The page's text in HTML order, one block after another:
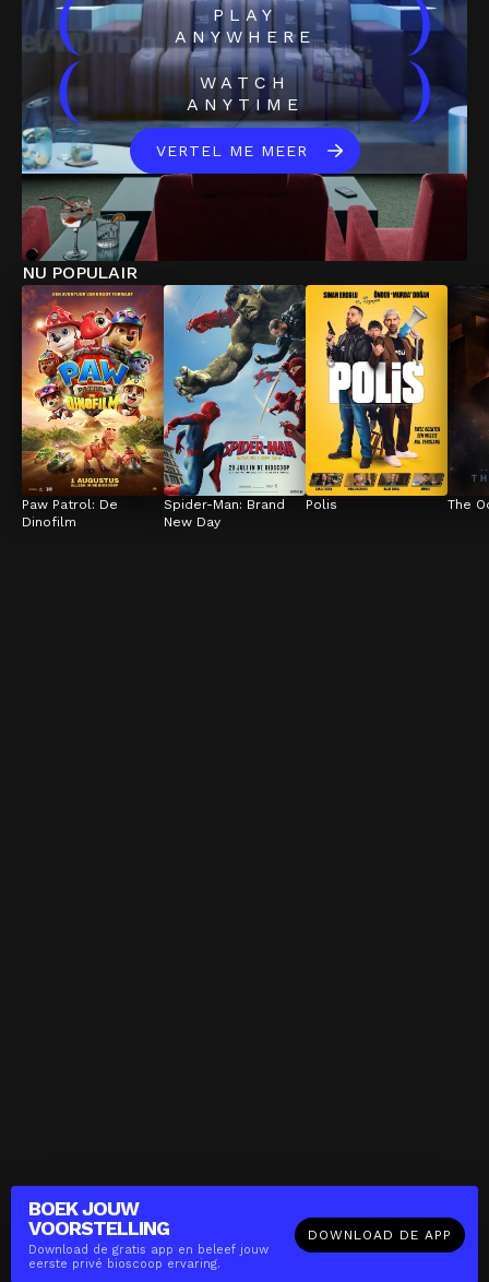
BOEK JOUW
VOORSTELLING
Download de gratis app en beleef jouw
eerste privé bioscoop ervaring.
DOWNLOAD DE APP
(
PLAY
ANYWHERE
)
(
WATCH
ANYTIME
)
VERTEL ME MEER
NU POPULAIR
Paw Patrol: De
Dinofilm
Spider-Man: Brand
New Day
Polis The